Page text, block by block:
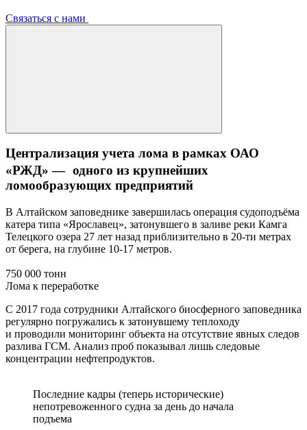
Связаться с нами
Централизация учета лома в рамках ОАО
«РЖД» — одного из крупнейших
ломообразующих предприятий
В Алтайском заповеднике завершилась операция судоподъёма
катера типа «Ярославец», затонувшего в заливе реки Камга
Телецкого озера 27 лет назад приблизительно в 20-ти метрах
от берега, на глубине 10-17 метров.
750 000 тонн
Лома к переработке
С 2017 года сотрудники Алтайского биосферного заповедника
регулярно погружались к затонувшему теплоходу
и проводили мониторинг объекта на отсутствие явных следов
разлива ГСМ. Анализ проб показывал лишь следовые
концентрации нефтепродуктов.
Последние кадры (теперь исторические)
непотревоженного судна за день до начала
подъема